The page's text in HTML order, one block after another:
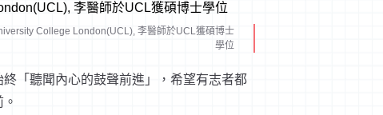
College London(UCL), 李醫師於UCL獲碩博士
學位
「聽聞內心的鼓聲前進」，希望有志者都